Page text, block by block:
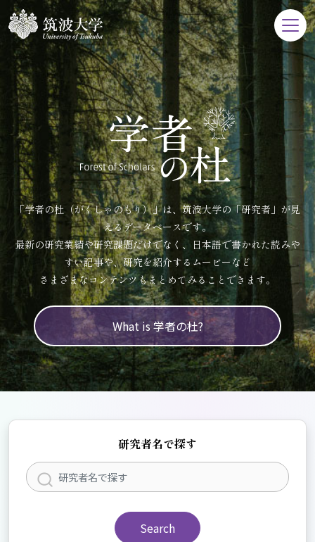
「学者の杜（がくしゃのもり）」は、筑波大学の「研究者」が見
えるデータベースです。
最新の研究業績や研究課題だけでなく、日本語で書かれた読みや
すい記事や、研究を紹介するムービーなど
さまざまなコンテンツもまとめてみることできます。
What is 学者の杜?
研究者名で探す
Search